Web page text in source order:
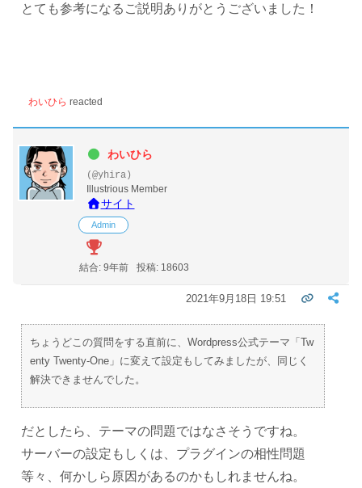
とても参考になるご説明ありがとうございました！
わいひら reacted
わいひら
(@yhira)
Illustrious Member
サイト
Admin
結合: 9年前 投稿: 18603
2021年9月18日 19:51
ちょうどこの質問をする直前に、Wordpress公式テーマ「Tw
enty Twenty-One」に変えて設定もしてみましたが、同じく
解決できませんでした。
だとしたら、テーマの問題ではなさそうですね。
サーバーの設定もしくは、プラグインの相性問題
等々、何かしら原因があるのかもしれませんね。